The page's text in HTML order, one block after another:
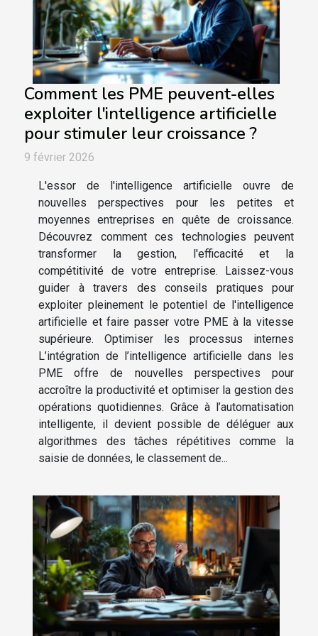
Comment les PME peuvent-elles
exploiter l'intelligence artificielle
pour stimuler leur croissance ?
9 février 2026
L'essor de l'intelligence artificielle ouvre de
nouvelles perspectives pour les petites et
moyennes entreprises en quête de croissance.
Découvrez comment ces technologies peuvent
transformer la gestion, l'efficacité et la
compétitivité de votre entreprise. Laissez-vous
guider à travers des conseils pratiques pour
exploiter pleinement le potentiel de l'intelligence
artificielle et faire passer votre PME à la vitesse
supérieure. Optimiser les processus internes
L’intégration de l’intelligence artificielle dans les
PME offre de nouvelles perspectives pour
accroître la productivité et optimiser la gestion des
opérations quotidiennes. Grâce à l’automatisation
intelligente, il devient possible de déléguer aux
algorithmes des tâches répétitives comme la
saisie de données, le classement de...